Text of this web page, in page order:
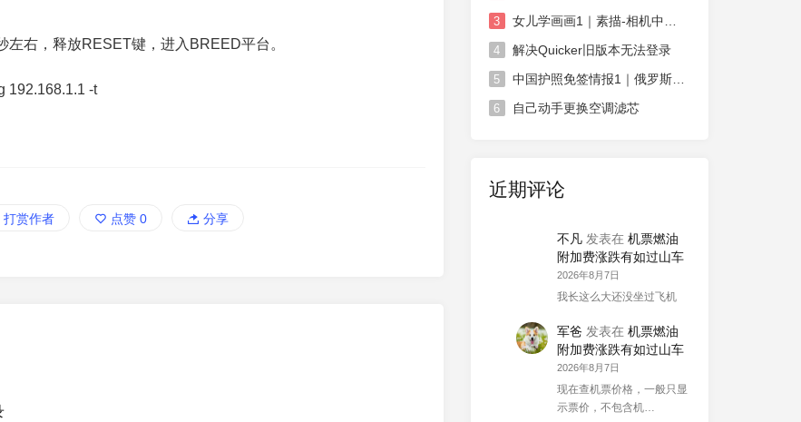
右，释放RESET键，进入BREED平台。
192.168.1.1 -t
打赏作者 点赞 0 分享
3
4 解决Quicker旧版本无法登录
5 中国护照免签情报1｜俄罗斯对中国免签政策延长
6 自己动手更换空调滤芯
近期评论
不凡 发表在 机票燃油
附加费涨跌有如过山车
2026年8月7日
我长这么大还没坐过飞机
军爸 发表在 机票燃油
附加费涨跌有如过山车
2026年8月7日
现在查机票价格，一般只显
示票价，不包含机…